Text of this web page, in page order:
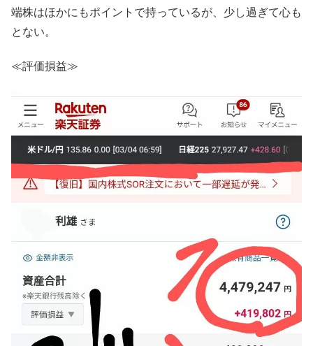
端株はほかにもポイントで持っているが、少し過ぎて心も
とない。
≪評価損益≫